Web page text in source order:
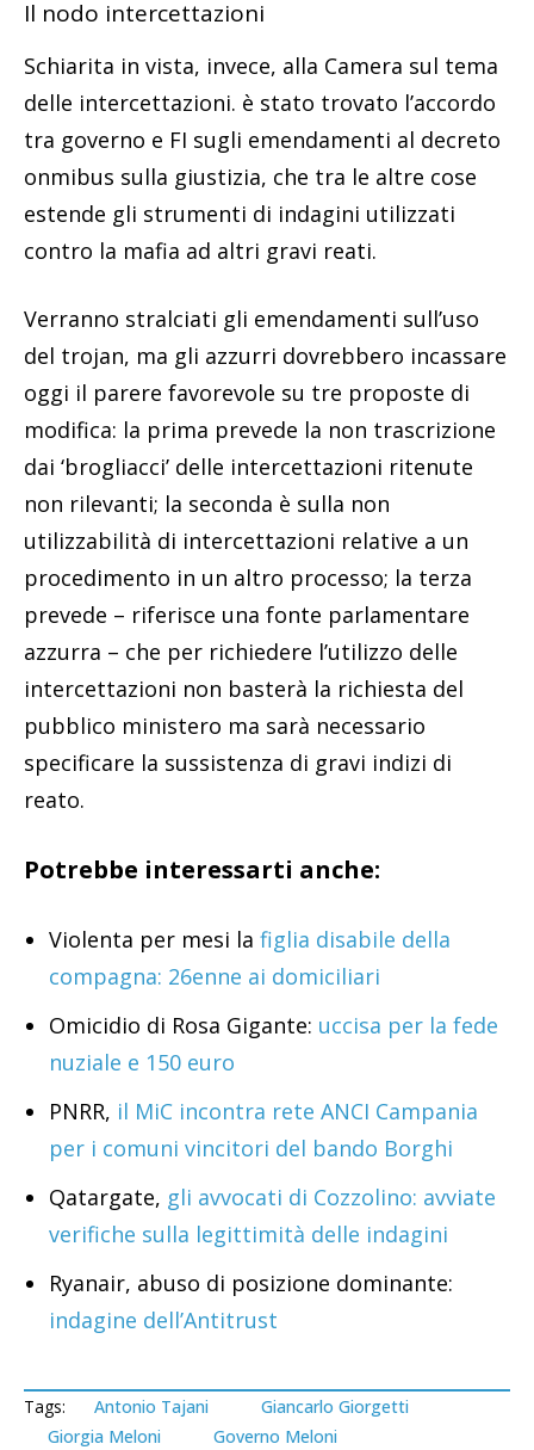
Il nodo intercettazioni
Schiarita in vista, invece, alla Camera sul tema
delle intercettazioni. è stato trovato l’accordo
tra governo e FI sugli emendamenti al decreto
onmibus sulla giustizia, che tra le altre cose
estende gli strumenti di indagini utilizzati
contro la mafia ad altri gravi reati.
Verranno stralciati gli emendamenti sull’uso
del trojan, ma gli azzurri dovrebbero incassare
oggi il parere favorevole su tre proposte di
modifica: la prima prevede la non trascrizione
dai ‘brogliacci’ delle intercettazioni ritenute
non rilevanti; la seconda è sulla non
utilizzabilità di intercettazioni relative a un
procedimento in un altro processo; la terza
prevede – riferisce una fonte parlamentare
azzurra – che per richiedere l’utilizzo delle
intercettazioni non basterà la richiesta del
pubblico ministero ma sarà necessario
specificare la sussistenza di gravi indizi di
reato.
Potrebbe interessarti anche:
Violenta per mesi la figlia disabile della
compagna: 26enne ai domiciliari
Omicidio di Rosa Gigante: uccisa per la fede
nuziale e 150 euro
PNRR, il MiC incontra rete ANCI Campania
per i comuni vincitori del bando Borghi
Qatargate, gli avvocati di Cozzolino: avviate
verifiche sulla legittimità delle indagini
Ryanair, abuso di posizione dominante:
indagine dell’Antitrust
Tags: Antonio Tajani
Giancarlo Giorgetti
Giorgia Meloni
Governo Meloni